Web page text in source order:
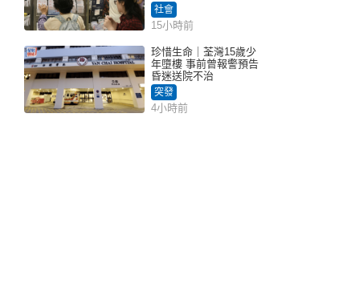
社會
15小時前
珍惜生命｜荃灣15歲少
年墮樓 事前曾報警預告
昏迷送院不治
突發
4小時前